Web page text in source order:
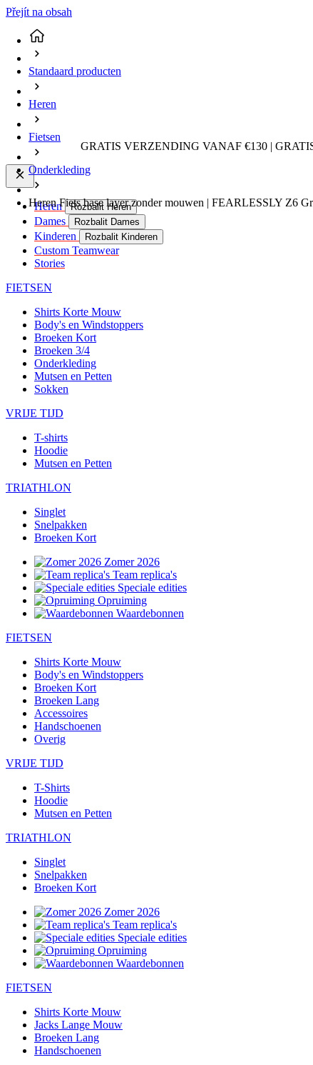
Přejít na obsah
GRATIS VERZENDING VANAF €130 |
Heren Rozbalit Heren
Dames Rozbalit Dames
Kinderen Rozbalit Kinderen
Custom Teamwear
Stories
FIETSEN
Shirts Korte Mouw
Body's en Windstoppers
Broeken Kort
Broeken 3/4
Onderkleding
Mutsen en Petten
Sokken
VRIJE TIJD
T-shirts
Hoodie
Mutsen en Petten
TRIATHLON
Singlet
Snelpakken
Broeken Kort
Zomer 2026
Team replica's
Speciale edities
Opruiming
Waardebonnen
FIETSEN
Shirts Korte Mouw
Body's en Windstoppers
Broeken Kort
Broeken Lang
Accessoires
Handschoenen
Overig
VRIJE TIJD
T-Shirts
Hoodie
Mutsen en Petten
TRIATHLON
Singlet
Snelpakken
Broeken Kort
Zomer 2026
Team replica's
Speciale edities
Opruiming
Waardebonnen
FIETSEN
Shirts Korte Mouw
Jacks Lange Mouw
Broeken Lang
Handschoenen
Standaard producten
Heren
Fietsen
Onderkleding
Heren Fiets base layer zonder mouwen | FEARLESSLY Z6